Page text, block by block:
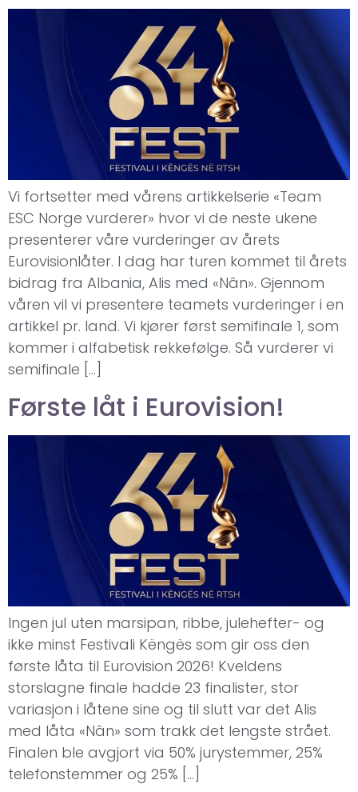
Vi fortsetter med vårens artikkelserie «Team
ESC Norge vurderer» hvor vi de neste ukene
presenterer våre vurderinger av årets
Eurovisionlåter. I dag har turen kommet til årets
bidrag fra Albania, Alis med «Nân». Gjennom
våren vil vi presentere teamets vurderinger i en
artikkel pr. land. Vi kjører først semifinale 1, som
kommer i alfabetisk rekkefølge. Så vurderer vi
semifinale […]
Første låt i Eurovision!
Ingen jul uten marsipan, ribbe, julehefter- og
ikke minst Festivali Këngës som gir oss den
første låta til Eurovision 2026! Kveldens
storslagne finale hadde 23 finalister, stor
variasjon i låtene sine og til slutt var det Alis
med låta «Nân» som trakk det lengste strået.
Finalen ble avgjort via 50% jurystemmer, 25%
telefonstemmer og 25% […]